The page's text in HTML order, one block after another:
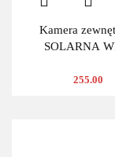
Kamera
SOLARNA
255.00